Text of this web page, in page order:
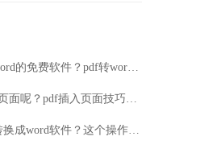
1.有没有pdf转word的免费软件？pdf转word免费软件分享
2.PDF怎么插入页面呢？pdf插入页面技巧分享
3.pdf怎么免费转换成word软件？这个操作你一定要知道